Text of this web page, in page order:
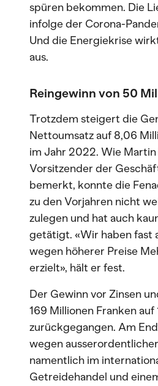
spüren bekommen. Die
infolge der Corona-
Und die Energiekrise
aus.
Reingewinn von 50
Trotzdem steigert die
Nettoumsatz auf 8,06
im Jahr 2022. Wie Martin
Vorsitzender der
bemerkt, konnte die
zu den Vorjahren nicht
zulegen und hat auch
getätigt. «Wir haben fast
wegen höherer Preise
erzielt», hält er fest.
Der Gewinn vor Zinsen
169 Millionen Franken
zurückgegangen. Am
wegen
namentlich im
Getreidehandel und